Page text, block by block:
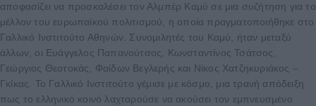
αποφασίζει να προσκαλέσει τον Αλμπέρ Καμύ σε μια συζήτηση για το
μέλλον του ευρωπαϊκού πολιτισμού, η οποία πραγματοποιήθηκε στο
Γαλλικό Ινστιτούτο Αθηνών. Συνομιλητές του Καμύ, ήταν μεταξύ
άλλων, οι Ευάγγελος Παπανούτσος, Κωνσταντίνος Τσάτσος,
Γεώργιος Θεοτοκάς, Φαίδων Βεγλερής και Νίκος Χατζηκυριάκος –
Γκίκας. Το Γαλλικό Ινστιτούτο γέμισε με κόσμο, μια τρανή απόδειξη
πως το ελληνικό κοινό λαχταρούσε να ακούσει τον εμπνευσμένο